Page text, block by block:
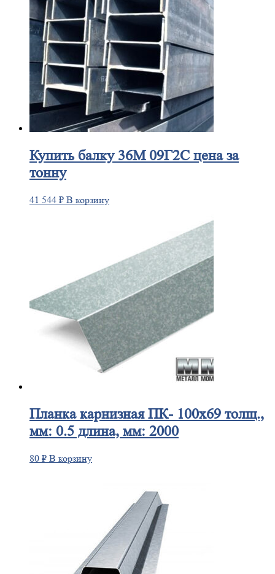
Купитьбалку 36М 09Г2С цена за
тонну
41 544 ₽ В корзину
Планкакарнизная ПК- 100х69 толщ.,
мм: 0.5 длина, мм: 2000
80 ₽ В корзину